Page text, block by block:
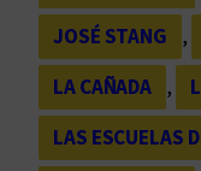
JOSÉ STANG
,
LA CAÑADA
,
LAS ESCUELAS